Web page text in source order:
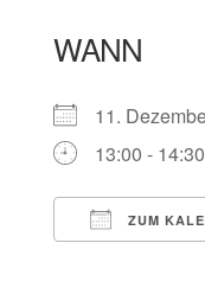
WANN
11.
13:00 - 14:30
ZUM